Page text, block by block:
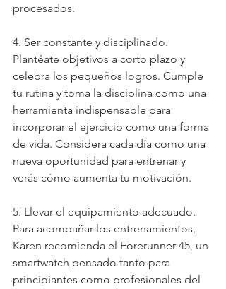
procesados.
4. Ser constante y disciplinado.
Plantéate objetivos a corto plazo y
celebra los pequeños logros. Cumple
tu rutina y toma la disciplina como una
herramienta indispensable para
incorporar el ejercicio como una forma
de vida. Considera cada día como una
nueva oportunidad para entrenar y
verás cómo aumenta tu motivación.
5. Llevar el equipamiento adecuado.
Para acompañar los entrenamientos,
Karen recomienda el Forerunner 45, un
smartwatch pensado tanto para
principiantes como profesionales del